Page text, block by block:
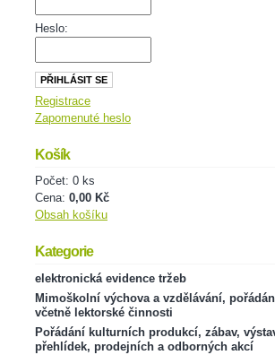
Heslo:
Registrace
Zapomenuté heslo
Košík
Počet: 0 ks
Cena: 0,00 Kč
Obsah košíku
Kategorie
elektronická evidence tržeb
Mimoškolní výchova a vzdělávání,
včetně lektorské činnosti
Pořádání kulturních produkcí, zábav,
přehlídek, prodejních a odborných akcí